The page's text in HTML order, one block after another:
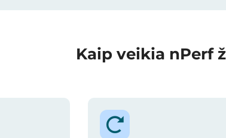
Kaip veikia nPerf